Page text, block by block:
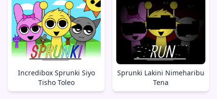
Incredibox Sprunki Siyo
Tisho Toleo
Sprunki Lakini Nimeharibu
Tena